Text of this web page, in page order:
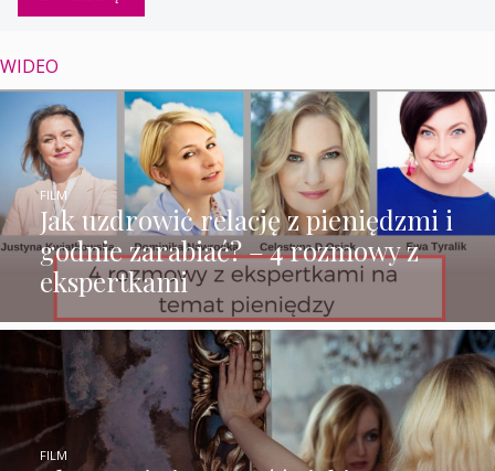
WIDEO
Jak uzdrowić relację z pieniędzmi i
godnie zarabiać? – 4 rozmowy z
ekspertkami
FILM
FILM